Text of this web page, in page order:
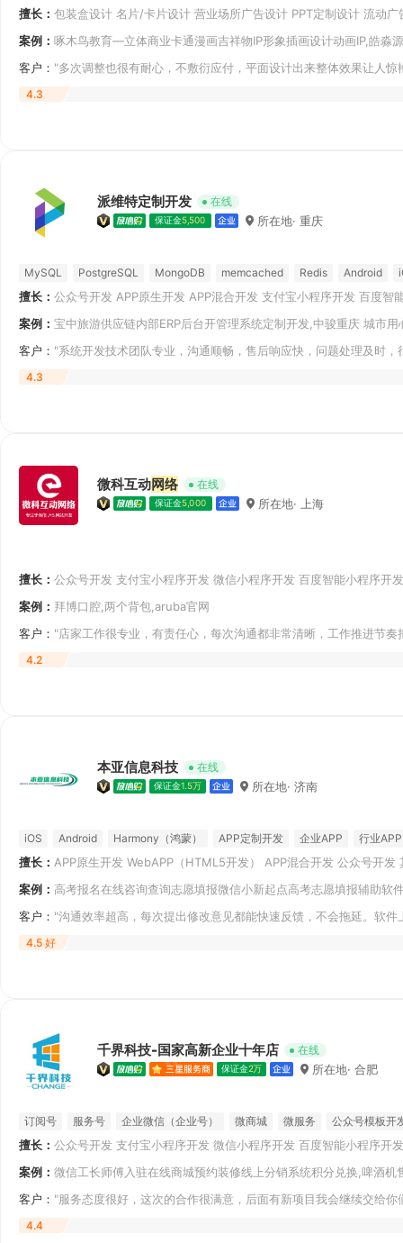
厂房/产业园区装修设计
健身房装修设计 服饰专卖店装修设计
擅长： 包装盒设计 名片/卡片设计 营业场所广告设计 PPT定制设计 流动
案例： 啄木鸟教育—立体商业卡通漫画吉祥物IP形象插画设计动画IP,皓淼
客户： "多次调整也很有耐心，不敷衍应付，平面设计出来整体效果让人
4.3
派维特定制开发 在线
保证金5,500 所在地· 重庆
MySQL PostgreSQL MongoDB memcached Redis Android
PHP
擅长： 公众号开发 APP原生开发 APP混合开发 支付宝小程序开发 百度智
案例： 宝中旅游供应链内部ERP后台开管理系统定制开发,中骏重庆 城市
客户： "系统开发技术团队专业，沟通顺畅，售后响应快，问题处理及时
4.3
微科互动网络 在线
保证金5,000 所在地· 上海
擅长： 公众号开发 支付宝小程序开发 微信小程序开发 百度智能小程序开
案例： 拜博口腔,两个背包,aruba官网
客户： "店家工作很专业，有责任心，每次沟通都非常清晰，工作推进节
有见面，但是
4.2
本亚信息科技 在线
保证金1.5万 所在地· 济南
iOS Android Harmony（鸿蒙） APP定制开发 企业APP
行业APP
资讯APP
扁平风格
擅长： APP原生开发 WebAPP（HTML5开发） APP混合开发 公众号开发
案例： 高考报名在线咨询查询志愿填报微信小新起点高考志愿填报辅助软
客户： "沟通效率超高，每次提出修改意见都能快速反馈，不会拖延。软
人力成本省下
4.5 好
千界科技-国家高新企业十年店 在线
保证金2万 所在地· 合肥
订阅号 服务号 企业微信（企业号） 微商城 微服务
公众号模板开
零售小程序
擅长： 公众号开发 支付宝小程序开发 微信小程序开发 百度智能小程序开
案例： 微信工长师傅入驻在线商城预约装修线上分销系统积分兑换,啤酒
客户： "服务态度很好，这次的合作很满意，后面有新项目我会继续交给
4.4